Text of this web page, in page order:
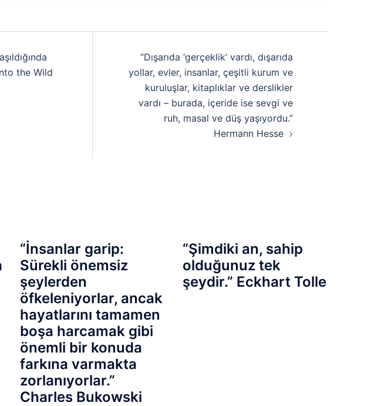
the Wild
“Dışarıda ‘gerçeklik’ vardı, dışarıda
yollar, evler, insanlar, çeşitli kurum ve
kuruluşlar, kitaplıklar ve derslikler
vardı – burada, içeride ise sevgi ve
ruh, masal ve düş yaşıyordu.”
Hermann Hesse
“İnsanlar garip:
Sürekli önemsiz
şeylerden
öfkeleniyorlar, ancak
hayatlarını tamamen
boşa harcamak gibi
önemli bir konuda
farkına varmakta
zorlanıyorlar.”
Charles Bukowski
“Şimdiki an, sahip
olduğunuz tek
şeydir.” Eckhart Tolle